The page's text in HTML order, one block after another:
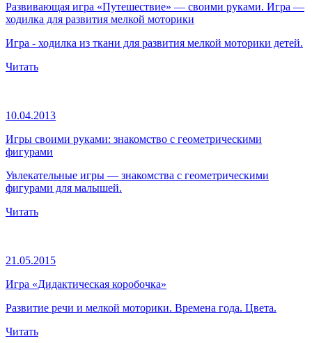
Развивающая игра «Путешествие» — своими руками. Игра —
ходилка для развития мелкой моторики
Игра - ходилка из ткани для развития мелкой моторики детей.
Читать
10.04.2013
Игры своими руками: знакомство с геометрическими
фигурами
Увлекательные игры — знакомства с геометрическими
фигурами для малышей.
Читать
21.05.2015
Игра «Дидактическая коробочка»
Развитие речи и мелкой моторики. Времена года. Цвета.
Читать